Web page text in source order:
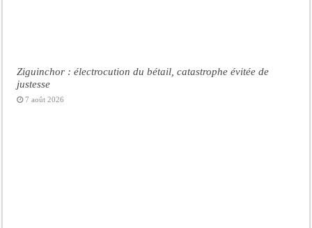
Ziguinchor : électrocution du bétail, catastrophe évitée de
justesse
7 août 2026